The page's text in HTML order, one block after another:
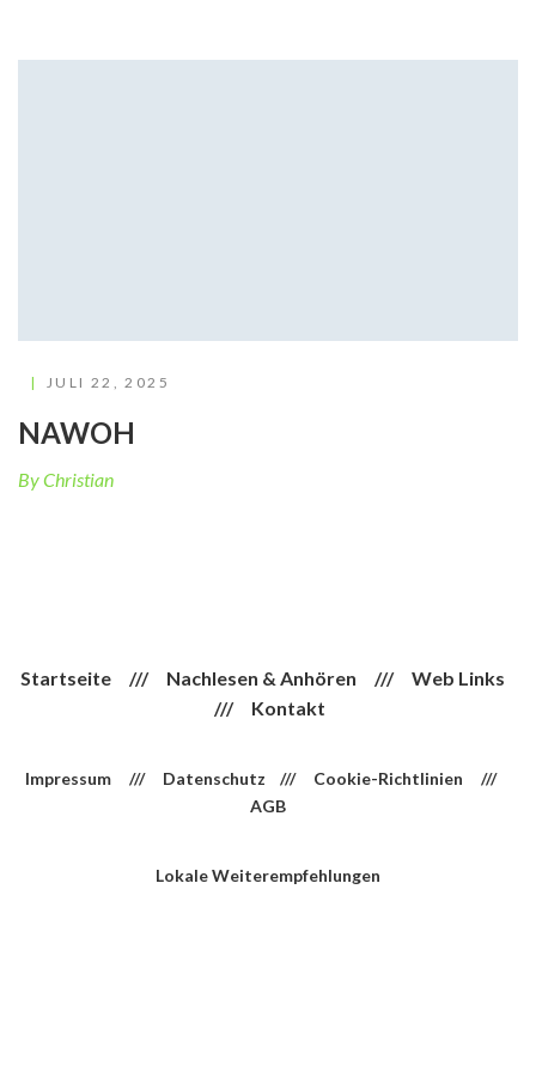
JULI 22, 2025
NAWOH
By Christian
Startseite /// Nachlesen & Anhören /// Web Links
/// Kontakt
Impressum /// Datenschutz /// Cookie-Richtlinien ///
AGB
Lokale Weiterempfehlungen